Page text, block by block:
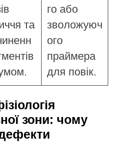
та
го або
зволожуюч
ого
праймера
для повік.
зони: чому